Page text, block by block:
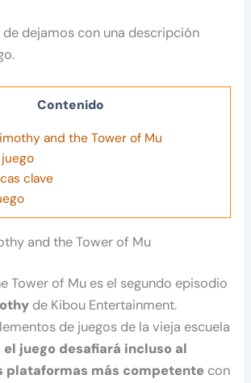
dejamos con una descripción
Contenido
and the Tower of Mu
clave
and the Tower of Mu
Tower of Mu es el segundo episodio
de Kibou Entertainment.
de juegos de la vieja escuela
el juego desafiará incluso al
plataformas más competente con